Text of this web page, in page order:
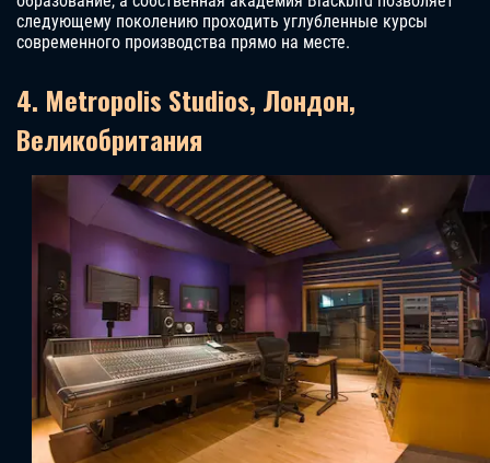
следующему поколению проходить углубленные курсы
современного производства прямо на месте.
4. Metropolis Studios, Лондон,
Великобритания